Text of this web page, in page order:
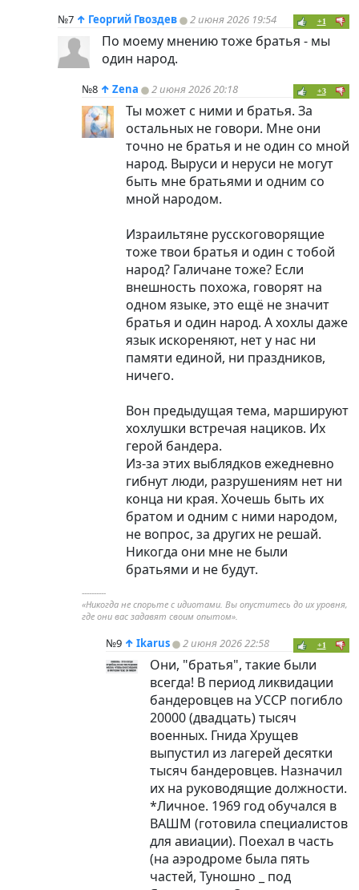
№7 ↑ Георгий Гвоздев 2 июня 2026 19:54 +1
По моему мнению тоже братья - мы
один народ.
№8 ↑ Zena 2 июня 2026 20:18 +3
Ты может с ними и братья. За
остальных не говори. Мне они
точно не братья и не один со мной
народ. Выруси и неруси не могут
быть мне братьями и одним со
мной народом.
Израильтяне русскоговорящие
тоже твои братья и один с тобой
народ? Галичане тоже? Если
внешность похожа, говорят на
одном языке, это ещё не значит
братья и один народ. А хохлы даже
язык искореняют, нет у нас ни
памяти единой, ни праздников,
ничего.
Вон предыдущая тема, маршируют
хохлушки встречая нациков. Их
герой бандера.
Из-за этих выблядков ежедневно
гибнут люди, разрушениям нет ни
конца ни края. Хочешь быть их
братом и одним с ними народом,
не вопрос, за других не решай.
Никогда они мне не были
братьями и не будут.
----------
«Никогда не спорьте с идиотами. Вы опуститесь до их уровня,
где они вас задавят своим опытом».
№9 ↑ Ikarus 2 июня 2026 22:58 +1
Они, "братья", такие были
всегда! В период ликвидации
бандеровцев на УССР погибло
20000 (двадцать) тысяч
военных. Гнида Хрущев
выпустил из лагерей десятки
тысяч бандеровцев. Назначил
их на руководящие должности.
*Личное. 1969 год обучался в
ВАШМ (готовила специалистов
для авиации). Поехал в часть
(на аэродроме была пять
частей, Туношно _ под